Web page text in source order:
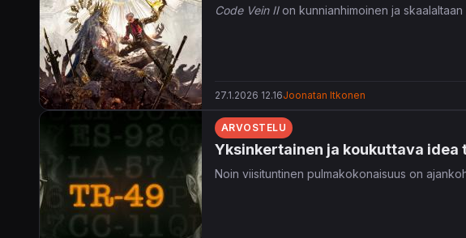
Code Vein IIon kunnianhimoinen ja skaalaltaan
27.1.2026 12.16Joonatan Itkonen
ARVOSTELU
Yksinkertainen ja koukuttava idea
Noin viisituntinen pulmakokonaisuus on